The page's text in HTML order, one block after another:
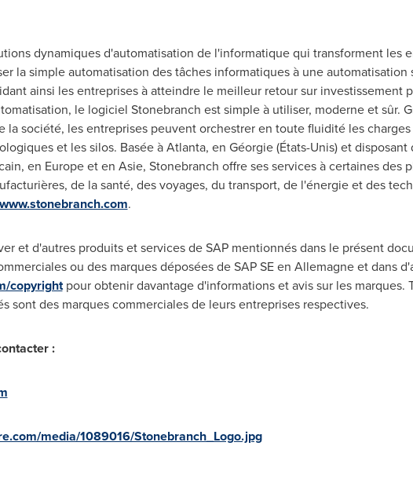
dynamiques d'automatisation de l'informatique qui transforment les
la simple automatisation des tâches informatiques à une
ainsi les entreprises à atteindre le meilleur retour sur investissement
le logiciel Stonebranch est simple à utiliser, moderne et sûr.
la société, les entreprises peuvent orchestrer en toute fluidité les
et les silos. Basée àAtlanta, en Géorgie (États-Unis) et
en Europeet en Asie, Stonebranch offre ses services à certaines des
de la santé, des voyages, du transport, de l'énergie et des
www.stonebranch.com.
et d'autres produits et services de SAP mentionnés dans le présent
ou des marques déposées de SAP SE en Allemagne et dans
copyrightpour obtenir davantage d'informations et avis sur les marques.
sont des marques commerciales de leurs entreprises respectives.
:
media/1089016/Stonebranch_Logo.jpg